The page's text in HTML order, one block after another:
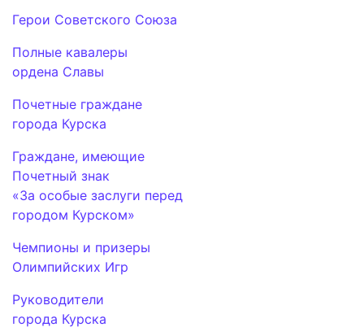
Герои Советского Союза
Полные кавалеры
ордена Славы
Почетные граждане
города Курска
Граждане, имеющие
Почетный знак
«За особые заслуги перед
городом Курском»
Чемпионы и призеры
Олимпийских Игр
Руководители
города Курска